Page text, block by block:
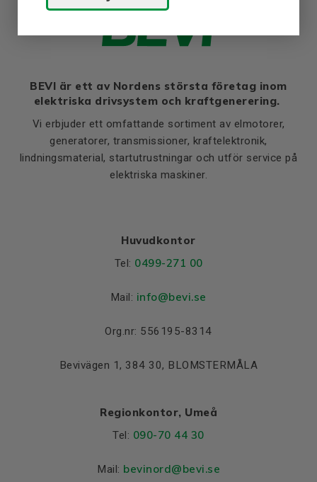
BEVI är ett av Nordens största företag inom
elektriska drivsystem och kraftgenerering.
Vi erbjuder ett omfattande sortiment av elmotorer,
generatorer, transmissioner, kraftelektronik,
lindningsmaterial, startutrustningar och utför service på
elektriska maskiner.
Huvudkontor
Tel: 0499-271 00
Mail: info@bevi.se
Org.nr: 556195-8314
Bevivägen 1, 384 30, BLOMSTERMÅLA
Regionkontor, Umeå
Tel: 090-70 44 30
Mail: bevinord@bevi.se